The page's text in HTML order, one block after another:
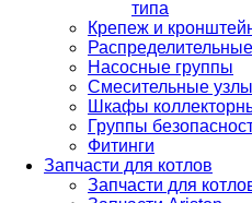
типа
Крепеж и
Насосные группы
Смесительные узлы
Шкафы
Группы
Фитинги
Запчасти для котлов
Запчасти для